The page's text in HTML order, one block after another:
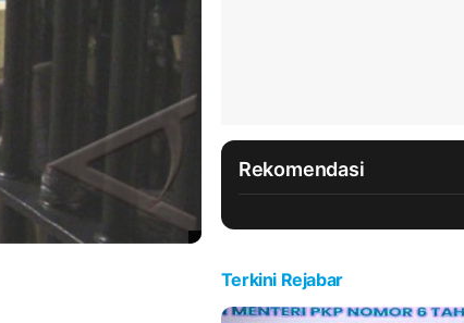
Rekomendasi
Terkini Rejabar